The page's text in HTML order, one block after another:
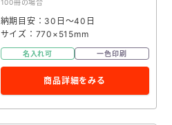
100冊の場合
納期目安：30日～40日
サイズ：770×515mm
名入れ可 一色印刷
商品詳細をみる